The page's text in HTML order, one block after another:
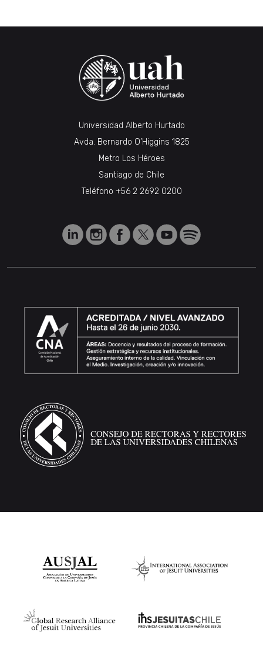
Universidad Alberto Hurtado
Avda. Bernardo O’Higgins 1825
Metro Los Héroes
Santiago de Chile
Teléfono +56 2 2692 0200